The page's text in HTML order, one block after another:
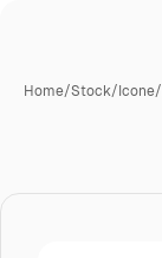
Home/Stock/Icone/